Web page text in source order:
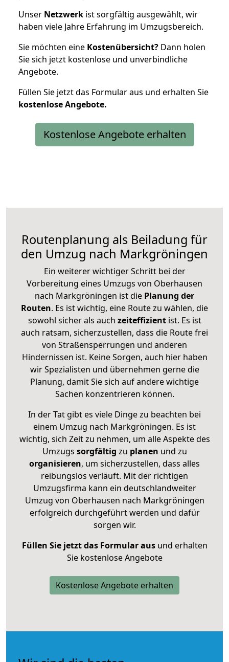
Unser Netzwerk ist sorgfältig ausgewählt, wir
haben viele Jahre Erfahrung im Umzugsbereich.
Sie möchten eine Kostenübersicht? Dann holen
Sie sich jetzt kostenlose und unverbindliche
Angebote.
Füllen Sie jetzt das Formular aus und erhalten Sie
kostenloseAngebote.
Kostenlose Angebote erhalten
Routenplanung als Beiladung für
den Umzug nach Markgröningen
Ein weiterer wichtiger Schritt bei der
Vorbereitung eines Umzugs von Oberhausen
nach Markgröningen ist die Planung der
Routen. Es ist wichtig, eine Route zu wählen, die
sowohl sicher als auch zeiteffizientist. Es ist
auch ratsam, sicherzustellen, dass die Route frei
von Straßensperrungen und anderen
Hindernissen ist. Keine Sorgen, auch hier haben
wir Spezialisten und übernehmen gerne die
Planung, damit Sie sich auf andere wichtige
Sachen konzentrieren können.
In der Tat gibt es viele Dinge zu beachten bei
einem Umzug nach Markgröningen. Es ist
wichtig, sich Zeit zu nehmen, um alle Aspekte des
Umzugs sorgfältig zu planen und zu
organisieren, um sicherzustellen, dass alles
reibungslos verläuft. Mit der richtigen
Umzugsfirma kann ein deutschlandweiter
Umzug von Oberhausen nach Markgröningen
erfolgreich durchgeführt werden und dafür
sorgen wir.
Füllen Sie jetzt das Formular ausund erhalten
Sie kostenlose Angebote
Kostenlose Angebote erhalten